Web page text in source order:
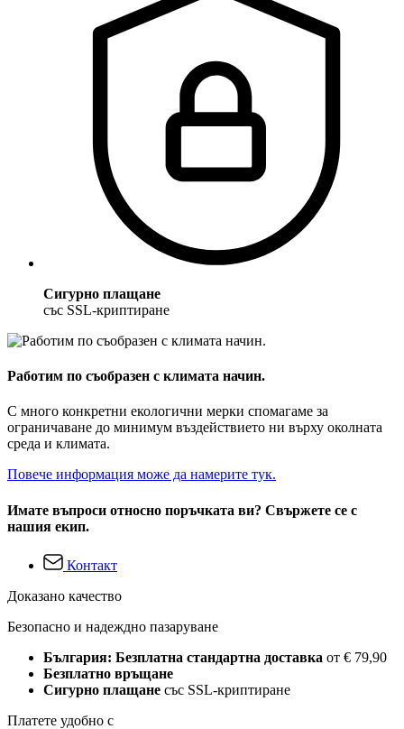
Сигурно плащане
със SSL-криптиране
Работим по съобразен с климата начин.
С много конкретни екологични мерки спомагаме за
ограничаване до минимум въздействието ни върху околната
среда и климата.
Повече информация може да намерите тук.
Имате въпроси относно поръчката ви? Свържете се с
нашия екип.
Контакт
Доказано качество
Безопасно и надеждно пазаруване
България: Безплатна стандартна доставка от € 79,90
Безплатно връщане
Сигурно плащане със SSL-криптиране
Платете удобно с